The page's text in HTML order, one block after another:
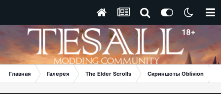
Главная Галерея The Elder Scrolls Скриншоты Oblivion